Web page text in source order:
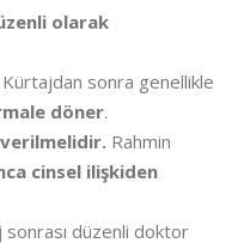
olarak
Kürtajdan sonra genellikle
döner.
Rahmin
cinsel ilişkiden
sonrası düzenli doktor